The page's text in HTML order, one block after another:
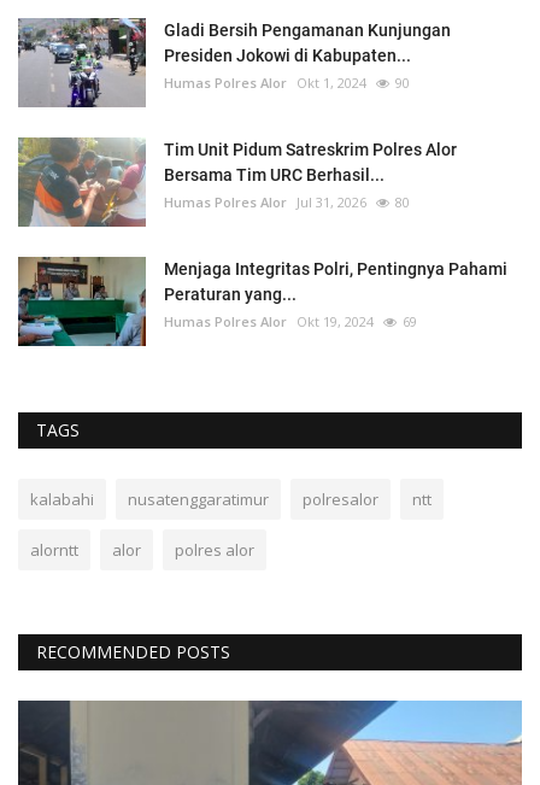
Gladi Bersih Pengamanan Kunjungan
Presiden Jokowi di Kabupaten...
Humas Polres Alor Okt 1, 2024 90
Tim Unit Pidum Satreskrim Polres Alor
Bersama Tim URC Berhasil...
Humas Polres Alor Jul 31, 2026 80
Menjaga Integritas Polri, Pentingnya Pahami
Peraturan yang...
Humas Polres Alor Okt 19, 2024 69
TAGS
kalabahi nusatenggaratimur polresalor ntt
alorntt alor polres alor
RECOMMENDED POSTS